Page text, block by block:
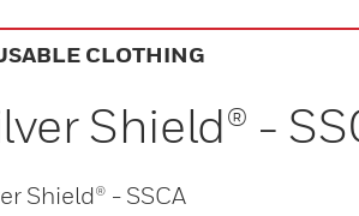
CLOTHING
Shield® -
Shield® - SSCA